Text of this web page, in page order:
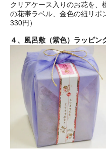
クリアケース入りのお花を、
の花帯ラベル、金色の紐リボ
330円）
４、風呂敷（紫色）ラッピン